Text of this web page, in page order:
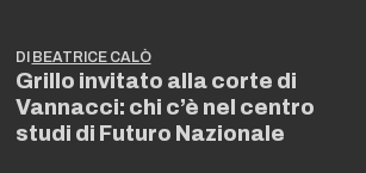
DI BEATRICE CALÒ
Grillo invitato alla corte di
Vannacci: chi c’è nel centro
studi di Futuro Nazionale